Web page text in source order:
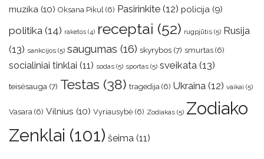
muzika (10) Oksana Pikul (6) Pasirinkite (12) policija (9)
politika (14) raketos (4) receptai (52) rugpjūtis (5) Rusija
(13) sankcijos (5) saugumas (16) skyrybos (7) smurtas (6)
socialiniai tinklai (11) sodas (5) sportas (5) sveikata (13)
teisėsauga (7) Testas (38) tragedija (6) Ukraina (12) vaikai (5)
Vasara (6) Vilnius (10) Vyriausybė (6) Zodiakas (5) Zodiako
Zenklai (101) šeima (11)